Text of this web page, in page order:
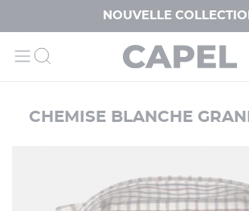
NOUVELLE
CHEMISE BLANCHE